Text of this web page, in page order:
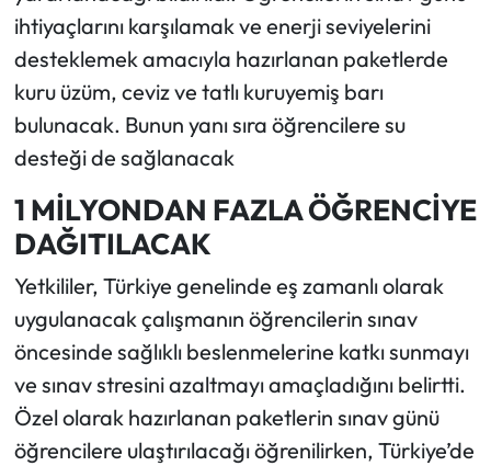
ihtiyaçlarını karşılamak ve enerji seviyelerini
desteklemek amacıyla hazırlanan paketlerde
kuru üzüm, ceviz ve tatlı kuruyemiş barı
bulunacak. Bunun yanı sıra öğrencilere su
desteği de sağlanacak
1 MİLYONDAN FAZLA ÖĞRENCİYE
DAĞITILACAK
Yetkililer, Türkiye genelinde eş zamanlı olarak
uygulanacak çalışmanın öğrencilerin sınav
öncesinde sağlıklı beslenmelerine katkı sunmayı
ve sınav stresini azaltmayı amaçladığını belirtti.
Özel olarak hazırlanan paketlerin sınav günü
öğrencilere ulaştırılacağı öğrenilirken, Türkiye’de